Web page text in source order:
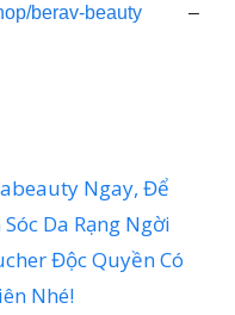
berav-beauty –
Ngay, Để
Da Rạng Ngời
Độc Quyền Có
Nhé!